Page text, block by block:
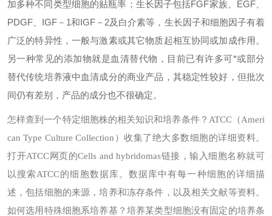
加多种不同类型细胞的贴瓶率；生长因子包括FGF家族、EGF、
PDGF、IGF－1和IGF－2及白介素等，生长因子和细胞因子有着
广泛的特异性，一般与激素或其它物质起相互协同或加成作用。
另一种常见的添加物就是血清替代物，目前已有许多可*或部分
替代传统培养液中血清成分的商业产品，其稳定性较好，但批次
间仍有差别，产品的成分也不很确定。
怎样查到一个特定细胞株的相关知识和培养条件？ ATCC（Ameri
can Type Culture Collection）收集了绝大多数细胞的详细资料。
打开ATCC网页的Cells and hybridomas链接，输入细胞名称就可
以搜索ATCC的细胞数据库。数据库中有每一种细胞的详细描
述，包括细胞的来源，培养和冻存条件，以及相关文献等资料。
如何选用特殊细胞系培养基？ 培养某类型细胞没有固定的培养条